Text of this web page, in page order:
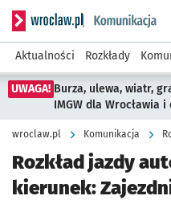
Serwis informacyjny
Aktualności Rozkłady
UWAGA! Burza, ulewa, wiatr,
IMGW dla Wrocławia i
wroclaw.pl Komunikacja
Rozkład jazdy
kierunek: